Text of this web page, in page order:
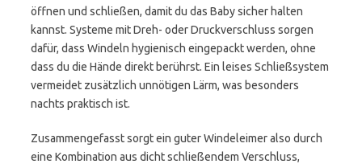
öffnen und schließen, damit du das Baby sicher halten
kannst. Systeme mit Dreh- oder Druckverschluss sorgen
dafür, dass Windeln hygienisch eingepackt werden, ohne
dass du die Hände direkt berührst. Ein leises Schließsystem
vermeidet zusätzlich unnötigen Lärm, was besonders
nachts praktisch ist.
Zusammengefasst sorgt ein guter Windeleimer also durch
eine Kombination aus dicht schließendem Verschluss,